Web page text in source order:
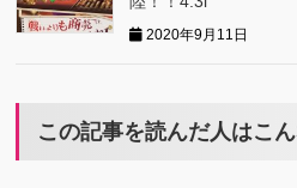
2020年9月11日
この記事を読んだ人はこ